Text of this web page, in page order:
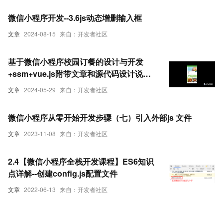
文章 2024-08-15 来自：开发者社区
微信小程序开发--3.6js动态增删输入框
文章 2024-05-29 来自：开发者社区
基于微信小程序校园订餐的设计与开发
+ssm+vue.js附带文章和源代码设计说明
文档ppt
文章 2023-11-08 来自：开发者社区
微信小程序从零开始开发步骤（七）引入外部js 文件
文章 2022-06-13 来自：开发者社区
2.4【微信小程序全栈开发课程】ES6知识
点详解--创建config.js配置文件